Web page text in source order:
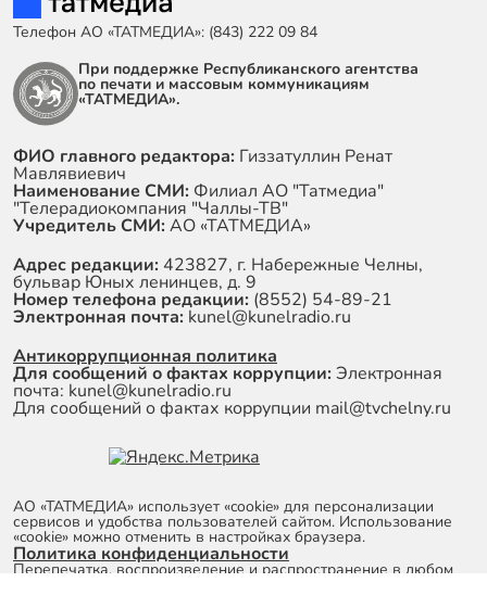
ФИО главного редактора: Гиззатуллин Ренат
Мавлявиевич
Наименование СМИ: Филиал АО "Татмедиа"
"Телерадиокомпания "Чаллы-ТВ"
Учредитель СМИ:АО «ТАТМЕДИА»
Адрес редакции: 423827, г. Набережные Челны,
бульвар Юных ленинцев, д. 9
Номер телефона редакции: (8552) 54-89-21
Электронная почта: kunel@kunelradio.ru
Антикоррупционная политика
Для сообщений о фактах коррупции:Электронная
почта: kunel@kunelradio.ru
Для сообщений о фактах коррупции mail@tvchelny.ru
Телефон АО «ТАТМЕДИА»: (843) 222 09 84
При поддержке Республиканского агентства
по печати и массовым коммуникациям
«ТАТМЕДИА».
Политика конфиденциальности
АО «ТАТМЕДИА» использует «cookie» для персонализации
сервисов и удобства пользователей сайтом. Использование
«cookie» можно отменить в настройках браузера.
Перепечатка, воспроизведение и распространение в любом